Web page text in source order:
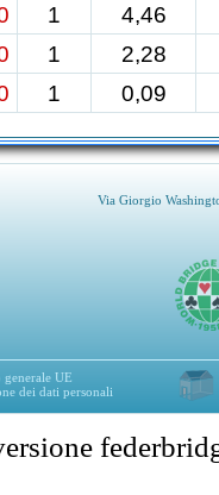
1
4,46
1
2,28
1 0,09
Via Giorgio
generale UE
dei dati personali